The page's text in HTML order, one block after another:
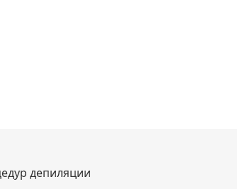
депиляции